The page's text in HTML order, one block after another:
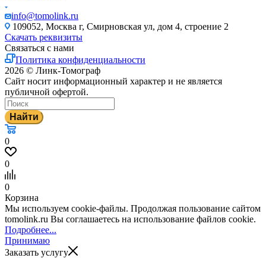
info@tomolink.ru
109052, Москва г, Смирновская ул, дом 4, строение 2
Скачать реквизиты
Связаться с нами
Политика конфиденциальности
2026 © Линк-Томограф
Сайт носит информационный характер и не является
публичной офертой.
Найти
0
0
0
Корзина
Мы используем cookie-файлы. Продолжая пользование сайтом
tomolink.ru Вы соглашаетесь на использование файлов cookie.
Подробнее...
Принимаю
Заказать услугу